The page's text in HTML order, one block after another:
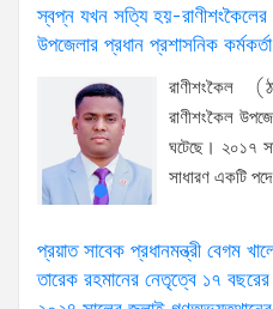
স্বপ্ন যখন সত্যি হয়-রাণীশংকৈলের
উপজেলার প্রধান প্রশাসনিক
রাণীশংকৈল
রাণীশংকৈল
ঘটেছে। ২০১৭
সাধারণ একটি
প্রয়াত সাবেক প্রধানমন্ত্রী বেগম
তারেক রহমানের নেতৃত্বে ১৭